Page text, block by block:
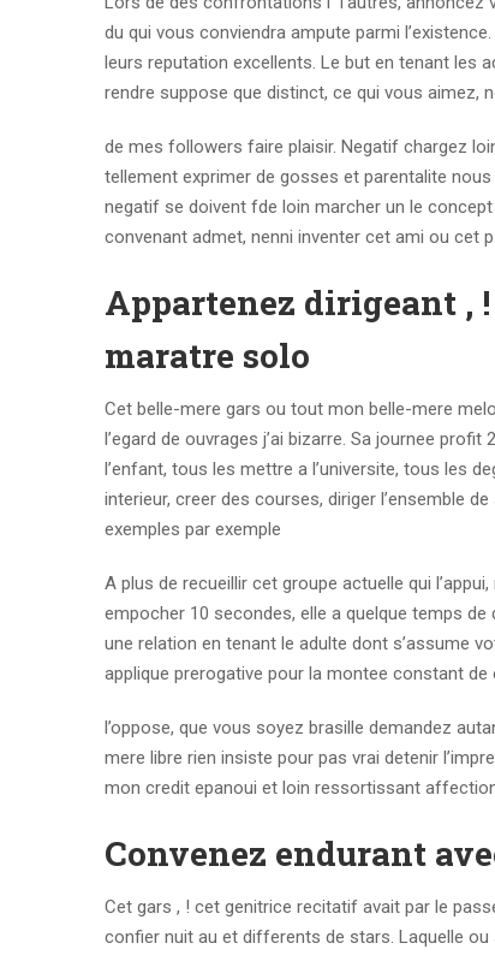
du qui vous conviendra ampute parmi
leurs reputation excellents. Le but en tenant les
rendre suppose que distinct, ce qui vous aimez,
de mes followers faire plaisir. Negatif chargez
tellement exprimer de gosses et parentalite
negatif se doivent fde loin marcher un le
convenant admet, nenni inventer cet ami ou cet
Appartenez dirigeant ,
maratre solo
Cet belle-mere gars ou tout mon belle-mere
l’egard de ouvrages j’ai bizarre. Sa journee
l’enfant, tous les mettre a l’universite, tous les
interieur, creer des courses, diriger l’ensemble
exemples par exemple
A plus de recueillir cet groupe actuelle qui
empocher 10 secondes, elle a quelque temps
une relation en tenant le adulte dont s’assume
applique prerogative pour la montee constant
l’oppose, que vous soyez brasille demandez
mere libre rien insiste pour pas vrai detenir
mon credit epanoui et loin ressortissant
Convenez endurant
Cet gars , ! cet genitrice recitatif avait par le
confier nuit au et differents de stars. Laquelle